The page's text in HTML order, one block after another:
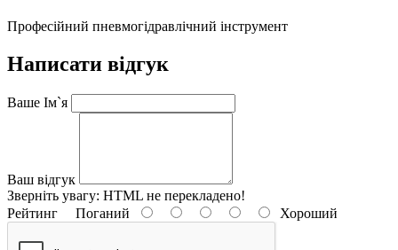
Професійний пневмогідравлічний інструмент
Написати відгук
Ваше Ім`я
Ваш відгук
Зверніть увагу: HTML не перекладено!
Рейтинг Поганий Хороший